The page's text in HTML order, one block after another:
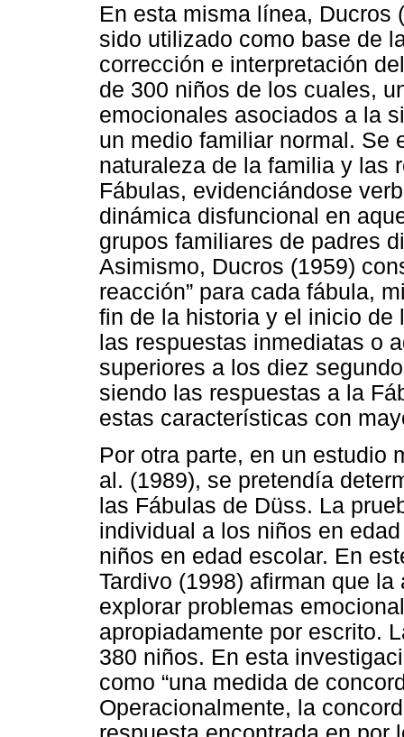
En esta misma línea, Ducros
sido utilizado como base de
corrección e interpretación
de 300 niños de los cuales,
emocionales asociados a la
un medio familiar normal. Se
naturaleza de la familia y las
Fábulas, evidenciándose
dinámica disfuncional en
grupos familiares de padres
Asimismo, Ducros (1959)
reacción” para cada fábula,
fin de la historia y el inicio de
las respuestas inmediatas o
superiores a los diez
siendo las respuestas a la
estas características con
Por otra parte, en un estudio
al. (1989), se pretendía
las Fábulas de Düss. La
individual a los niños en
niños en edad escolar. En
Tardivo (1998) afirman que
explorar problemas
apropiadamente por escrito.
380 niños. En esta
como “una medida de
Operacionalmente, la